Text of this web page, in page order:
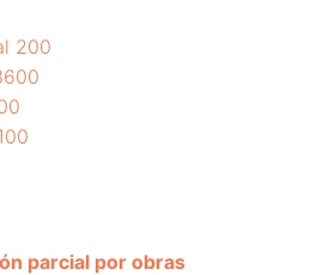
200
parcial por obras